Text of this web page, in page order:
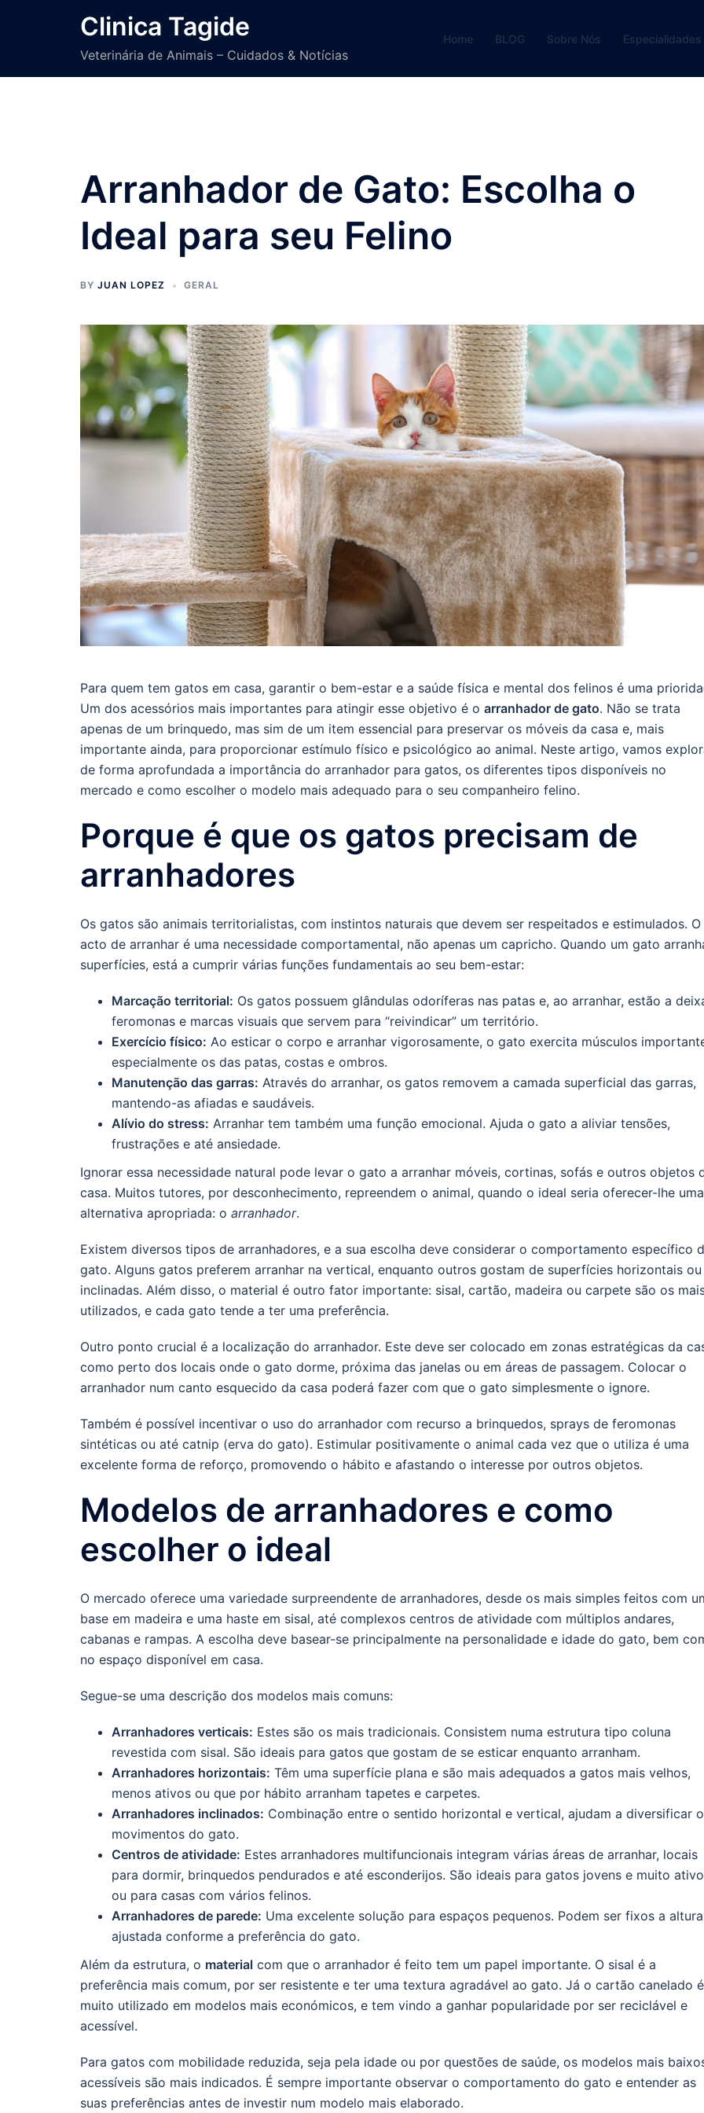
Clinica Tagide
Veterinária de Animais – Cuidados & Notícias
Home BLOG Sobre Nós Especialidades
Arranhador de Gato: Escolha o
Ideal para seu Felino
BY JUAN LOPEZ GERAL
Para quem tem gatos em casa, garantir o bem-estar e a saúde física e mental dos felinos é uma
Um dos acessórios mais importantes para atingir esse objetivo é o arranhador de gato. Não se trata
apenas de um brinquedo, mas sim de um item essencial para preservar os móveis da casa e, mais
importante ainda, para proporcionar estímulo físico e psicológico ao animal. Neste artigo, vamos
de forma aprofundada a importância do arranhador para gatos, os diferentes tipos disponíveis no
mercado e como escolher o modelo mais adequado para o seu companheiro felino.
Porque é que os gatos precisam de
arranhadores
Os gatos são animais territorialistas, com instintos naturais que devem ser respeitados e estimulados. O
acto de arranhar é uma necessidade comportamental, não apenas um capricho. Quando um gato
superfícies, está a cumprir várias funções fundamentais ao seu bem-estar:
Marcação territorial: Os gatos possuem glândulas odoríferas nas patas e, ao arranhar, estão a
feromonas e marcas visuais que servem para “reivindicar” um território.
Exercício físico: Ao esticar o corpo e arranhar vigorosamente, o gato exercita músculos
especialmente os das patas, costas e ombros.
Manutenção das garras: Através do arranhar, os gatos removem a camada superficial das garras,
mantendo-as afiadas e saudáveis.
Alívio do stress: Arranhar tem também uma função emocional. Ajuda o gato a aliviar tensões,
frustrações e até ansiedade.
Ignorar essa necessidade natural pode levar o gato a arranhar móveis, cortinas, sofás e outros objetos
casa. Muitos tutores, por desconhecimento, repreendem o animal, quando o ideal seria oferecer-lhe uma
alternativa apropriada: o arranhador.
Existem diversos tipos de arranhadores, e a sua escolha deve considerar o comportamento específico
gato. Alguns gatos preferem arranhar na vertical, enquanto outros gostam de superfícies horizontais ou
inclinadas. Além disso, o material é outro fator importante: sisal, cartão, madeira ou carpete são os
utilizados, e cada gato tende a ter uma preferência.
Outro ponto crucial é a localização do arranhador. Este deve ser colocado em zonas estratégicas da
como perto dos locais onde o gato dorme, próxima das janelas ou em áreas de passagem. Colocar o
arranhador num canto esquecido da casa poderá fazer com que o gato simplesmente o ignore.
Também é possível incentivar o uso do arranhador com recurso a brinquedos, sprays de feromonas
sintéticas ou até catnip (erva do gato). Estimular positivamente o animal cada vez que o utiliza é uma
excelente forma de reforço, promovendo o hábito e afastando o interesse por outros objetos.
Modelos de arranhadores e como
escolher o ideal
O mercado oferece uma variedade surpreendente de arranhadores, desde os mais simples feitos com
base em madeira e uma haste em sisal, até complexos centros de atividade com múltiplos andares,
cabanas e rampas. A escolha deve basear-se principalmente na personalidade e idade do gato, bem
no espaço disponível em casa.
Segue-se uma descrição dos modelos mais comuns:
Arranhadores verticais: Estes são os mais tradicionais. Consistem numa estrutura tipo coluna
revestida com sisal. São ideais para gatos que gostam de se esticar enquanto arranham.
Arranhadores horizontais: Têm uma superfície plana e são mais adequados a gatos mais velhos,
menos ativos ou que por hábito arranham tapetes e carpetes.
Arranhadores inclinados: Combinação entre o sentido horizontal e vertical, ajudam a diversificar
movimentos do gato.
Centros de atividade: Estes arranhadores multifuncionais integram várias áreas de arranhar, locais
para dormir, brinquedos pendurados e até esconderijos. São ideais para gatos jovens e muito
ou para casas com vários felinos.
Arranhadores de parede: Uma excelente solução para espaços pequenos. Podem ser fixos a altura
ajustada conforme a preferência do gato.
Além da estrutura, o material com que o arranhador é feito tem um papel importante. O sisal é a
preferência mais comum, por ser resistente e ter uma textura agradável ao gato. Já o cartão canelado é
muito utilizado em modelos mais económicos, e tem vindo a ganhar popularidade por ser reciclável e
acessível.
Para gatos com mobilidade reduzida, seja pela idade ou por questões de saúde, os modelos mais
acessíveis são mais indicados. É sempre importante observar o comportamento do gato e entender as
suas preferências antes de investir num modelo mais elaborado.